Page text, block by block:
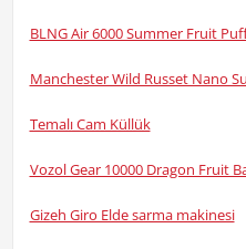
BLNG Air 6000 Summer Fruit
Manchester Wild Russet Nano
Temalı Cam Küllük
Vozol Gear 10000 Dragon Fruit
Gizeh Giro Elde sarma makinesi